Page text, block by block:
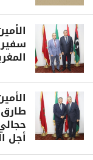
سفير
أجل